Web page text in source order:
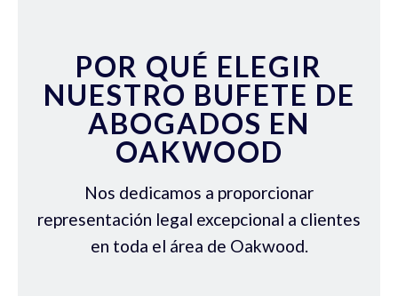
POR QUÉ ELEGIR
NUESTRO BUFETE DE
ABOGADOS EN
OAKWOOD
Nos dedicamos a proporcionar
representación legal excepcional a clientes
en toda el área de Oakwood.